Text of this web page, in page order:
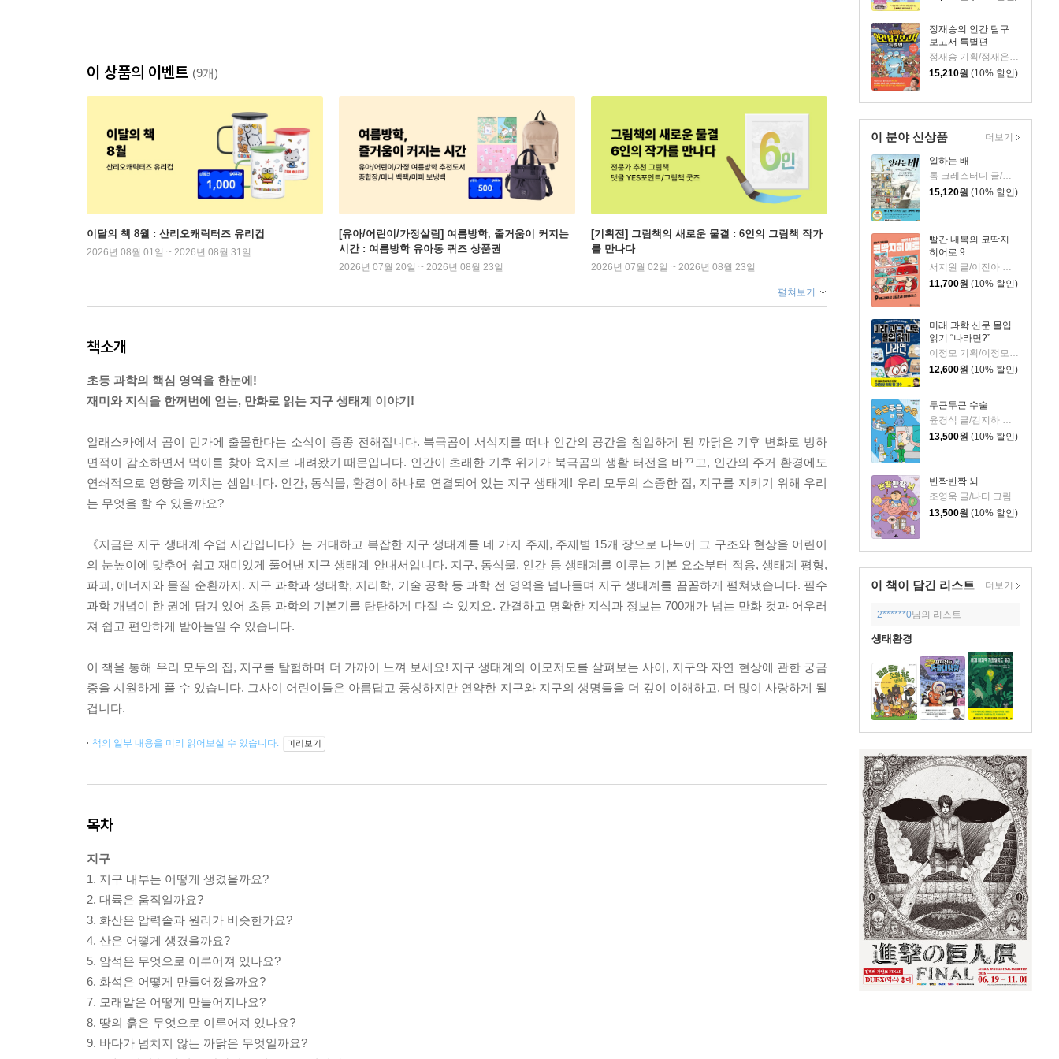
정재승의 인간 탐구
보고서 특별편
정재승 기획/정재은 글/김기수 그림
15,210원 (10% 할인)
이 분야 신상품
일하는 배
톰 크레스터디 글/장석봉 그림
15,120원 (10% 할인)
빨간 내복의 코딱지
히어로 9
서지원 글/이진아 그림/와이즈만 영재교육연구소 감수
11,700원 (10% 할인)
미래 과학 신문 몰입
읽기 “나라면?”
이정모 기획/이정모 감수/박정란,서재인 글/신병근 그림
12,600원 (10% 할인)
두근두근 수술
윤경식 글/김지하 그림
13,500원 (10% 할인)
반짝반짝 뇌
조영욱 글/나티 그림
13,500원 (10% 할인)
더보기
이 책이 담긴 리스트 더보기
2******0님의 리스트
생태환경
이 상품의 이벤트 (9개)
이달의 책 8월 : 산리오캐릭터즈 유리컵
2026년 08월 01일 ~ 2026년 08월 31일
[유아/어린이/가정살림] 여름방학, 줄거움이 커지는
시간 : 여름방학 유아동 퀴즈 상품권
2026년 07월 20일 ~ 2026년 08월 23일
[기획전] 그림책의 새로운 물결 : 6인의 그림책 작가
를 만나다
2026년 07월 02일 ~ 2026년 08월 23일
펼쳐보기
책소개
초등 과학의 핵심 영역을 한눈에!
재미와 지식을 한꺼번에 얻는, 만화로 읽는 지구 생태계 이야기!
알래스카에서 곰이 민가에 출몰한다는 소식이 종종 전해집니다. 북극곰이 서식지를 떠나 인간의 공간을 침입하게 된 까닭은 기후 변화로 빙하
면적이 감소하면서 먹이를 찾아 육지로 내려왔기 때문입니다. 인간이 초래한 기후 위기가 북극곰의 생활 터전을 바꾸고, 인간의 주거 환경에도
연쇄적으로 영향을 끼치는 셈입니다. 인간, 동식물, 환경이 하나로 연결되어 있는 지구 생태계! 우리 모두의 소중한 집, 지구를 지키기 위해 우리
는 무엇을 할 수 있을까요?
《지금은 지구 생태계 수업 시간입니다》는 거대하고 복잡한 지구 생태계를 네 가지 주제, 주제별 15개 장으로 나누어 그 구조와 현상을 어린이
의 눈높이에 맞추어 쉽고 재미있게 풀어낸 지구 생태계 안내서입니다. 지구, 동식물, 인간 등 생태계를 이루는 기본 요소부터 적응, 생태계 평형,
파괴, 에너지와 물질 순환까지. 지구 과학과 생태학, 지리학, 기술 공학 등 과학 전 영역을 넘나들며 지구 생태계를 꼼꼼하게 펼쳐냈습니다. 필수
과학 개념이 한 권에 담겨 있어 초등 과학의 기본기를 탄탄하게 다질 수 있지요. 간결하고 명확한 지식과 정보는 700개가 넘는 만화 컷과 어우러
져 쉽고 편안하게 받아들일 수 있습니다.
이 책을 통해 우리 모두의 집, 지구를 탐험하며 더 가까이 느껴 보세요! 지구 생태계의 이모저모를 살펴보는 사이, 지구와 자연 현상에 관한 궁금
증을 시원하게 풀 수 있습니다. 그사이 어린이들은 아름답고 풍성하지만 연약한 지구와 지구의 생명들을 더 깊이 이해하고, 더 많이 사랑하게 될
겁니다.
책의 일부 내용을 미리 읽어보실 수 있습니다. 미리보기
목차
지구
1. 지구 내부는 어떻게 생겼을까요?
2. 대륙은 움직일까요?
3. 화산은 압력솥과 원리가 비슷한가요?
4. 산은 어떻게 생겼을까요?
5. 암석은 무엇으로 이루어져 있나요?
6. 화석은 어떻게 만들어졌을까요?
7. 모래알은 어떻게 만들어지나요?
8. 땅의 흙은 무엇으로 이루어져 있나요?
9. 바다가 넘치지 않는 까닭은 무엇일까요?